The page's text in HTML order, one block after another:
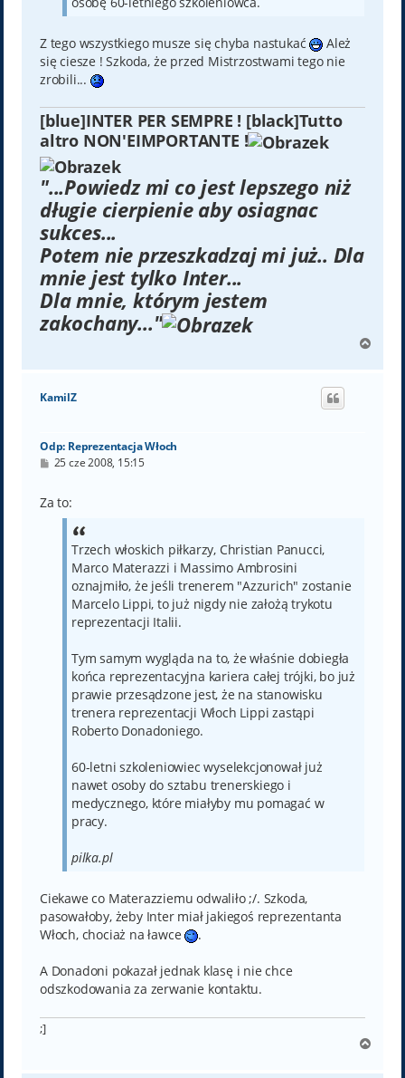
Z tego wszystkiego musze się chyba nastukać
Ależ
się ciesze ! Szkoda, że przed Mistrzostwami tego nie
zrobili...
[blue]INTER PER SEMPRE ! [black]Tutto
altro NON'EIMPORTANTE !
"...Powiedz mi co jest lepszego niż
długie cierpienie aby osiagnac
sukces...
Potem nie przeszkadzaj mi już.. Dla
mnie jest tylko Inter...
Dla mnie, którym jestem
zakochany..."
g
KamilZ
Odp: Reprezentacja Włoch
P
t
25 cze 2008, 15:15
Za to:
Trzech włoskich piłkarzy, Christian Panucci,
Marco Materazzi i Massimo Ambrosini
oznajmiło, że jeśli trenerem "Azzurich" zostanie
Marcelo Lippi, to już nigdy nie założą trykotu
reprezentacji Italii.
Tym samym wygląda na to, że właśnie dobiegła
końca reprezentacyjna kariera całej trójki, bo już
prawie przesądzone jest, że na stanowisku
trenera reprezentacji Włoch Lippi zastąpi
Roberto Donadoniego.
60-letni szkoleniowiec wyselekcjonował już
nawet osoby do sztabu trenerskiego i
medycznego, które miałyby mu pomagać w
pracy.
pilka.pl
Ciekawe co Materazziemu odwaliło ;/. Szkoda,
pasowałoby, żeby Inter miał jakiegoś reprezentanta
Włoch, chociaż na ławce
.
A Donadoni pokazał jednak klasę i nie chce
odszkodowania za zerwanie kontaktu.
;]
g